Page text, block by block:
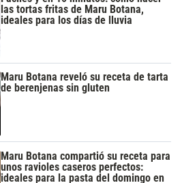
las tortas fritas de Maru Botana,
ideales para los días de lluvia
Maru Botana reveló su receta de tarta
de berenjenas sin gluten
Maru Botana compartió su receta para
unos ravioles caseros perfectos:
ideales para la pasta del domingo en